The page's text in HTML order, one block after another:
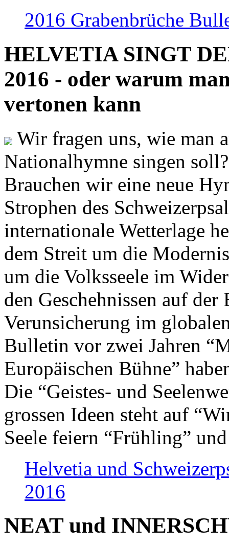
2016 Grabenbrüche
HELVETIA SINGT
2016 - oder warum
vertonen kann
Wir fragen uns, wie man
Nationalhymne singen
Brauchen wir eine neue
Strophen des
internationale Wetterlage
dem Streit um die
um die Volksseele im
den Geschehnissen auf
Verunsicherung im
Bulletin vor zwei Jahren
Europäischen Bühne”
Die “Geistes- und
grossen Ideen steht auf
Seele feiern “Frühling”
Helvetia und
2016
NEAT und